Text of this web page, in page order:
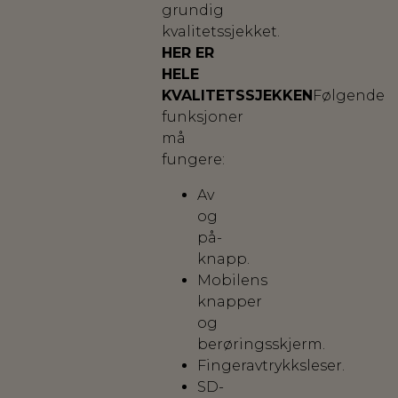
grundig
kvalitetssjekket.
HER ER
HELE
KVALITETSSJEKKENFølgende
funksjoner
må
fungere:
Av
og
på-
knapp.
Mobilens
knapper
og
berøringsskjerm.
Fingeravtrykksleser.
SD-